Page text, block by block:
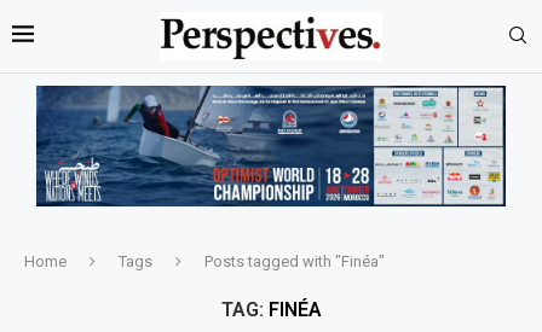
Home Tags Posts tagged with "Finéa"
TAG: FINÉA